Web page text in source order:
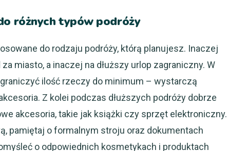
różnych typów podróży
do rodzaju podróży, którą planujesz. Inaczej
miasto, a inaczej na dłuższy urlop zagraniczny. W
ilość rzeczy do minimum – wystarczą
Z kolei podczas dłuższych podróży dobrze
akcesoria, takie jak książki czy sprzęt elektroniczny.
pamiętaj o formalnym stroju oraz dokumentach
o odpowiednich kosmetykach i produktach